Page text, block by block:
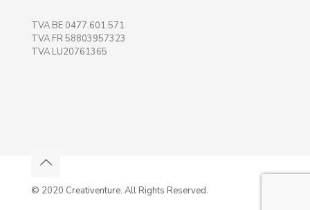
TVA BE 0477.601.571
TVA FR 58803957323
TVA LU20761365
© 2020 Creativenture. All Rights Reserved.